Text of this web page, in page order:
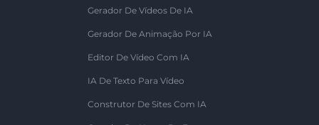
Gerador De Vídeos De IA
Gerador De Animação Por IA
Editor De Vídeo Com IA
IA De Texto Para Vídeo
Construtor De Sites Com IA